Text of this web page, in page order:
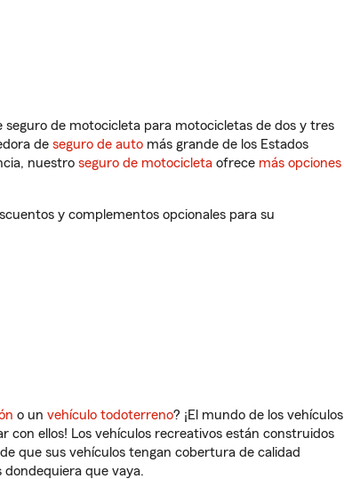
de motocicleta para motocicletas de dos y tres
de seguro de auto más grande de los Estados
nuestro seguro de motocicleta ofrece más opciones
y complementos opcionales para su
o un vehículo todoterreno? ¡El mundo de los vehículos
ellos! Los vehículos recreativos están construidos
que sus vehículos tengan cobertura de calidad
que vaya.